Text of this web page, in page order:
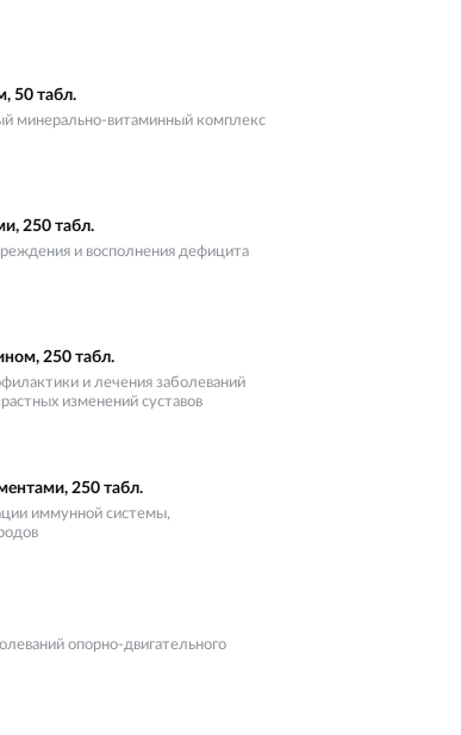
50 табл.
минерально-витаминный комплекс
250 табл.
и восполнения дефицита
250 табл.
и лечения заболеваний
изменений суставов
250 табл.
иммунной системы,
опорно-двигательного